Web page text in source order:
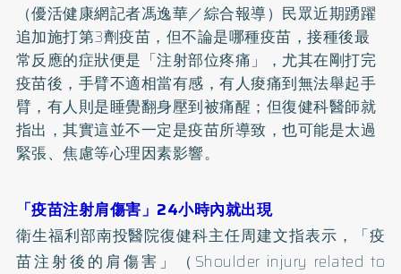
（優活健康網記者馮逸華／綜合報導）民眾近期踴躍
追加施打第3劑疫苗，但不論是哪種疫苗，接種後最
常反應的症狀便是「注射部位疼痛」，尤其在剛打完
疫苗後，手臂不適相當有感，有人痠痛到無法舉起手
臂，有人則是睡覺翻身壓到被痛醒；但復健科醫師就
指出，其實這並不一定是疫苗所導致，也可能是太過
緊張、焦慮等心理因素影響。
「疫苗注射肩傷害」24小時內就出現
衛生福利部南投醫院復健科主任周建文指表示，「疫
苗注射後的肩傷害」（Shoulder injury related to